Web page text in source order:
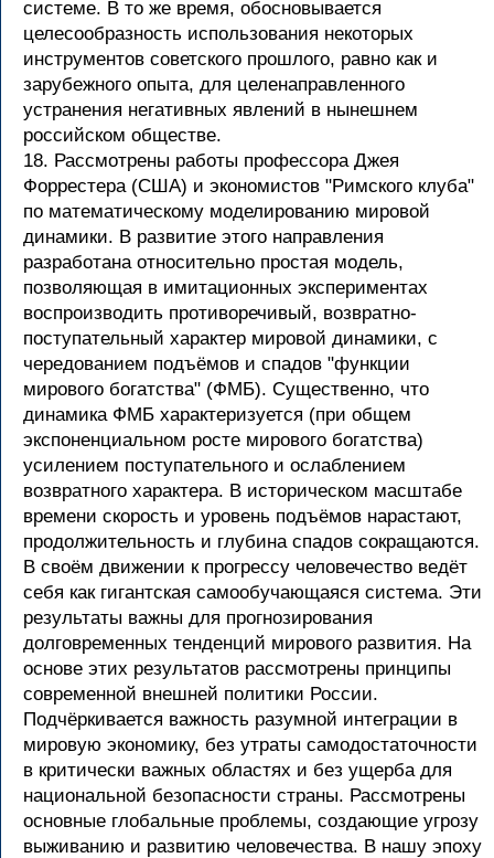
системе. В то же время, обосновывается
целесообразность использования некоторых
инструментов советского прошлого, равно как и
зарубежного опыта, для целенаправленного
устранения негативных явлений в нынешнем
российском обществе.
18. Рассмотрены работы профессора Джея
Форрестера (США) и экономистов "Римского клуба"
по математическому моделированию мировой
динамики. В развитие этого направления
разработана относительно простая модель,
позволяющая в имитационных экспериментах
воспроизводить противоречивый, возвратно-
поступательный характер мировой динамики, с
чередованием подъёмов и спадов "функции
мирового богатства" (ФМБ). Существенно, что
динамика ФМБ характеризуется (при общем
экспоненциальном росте мирового богатства)
усилением поступательного и ослаблением
возвратного характера. В историческом масштабе
времени скорость и уровень подъёмов нарастают,
продолжительность и глубина спадов сокращаются.
В своём движении к прогрессу человечество ведёт
себя как гигантская самообучающаяся система. Эти
результаты важны для прогнозирования
долговременных тенденций мирового развития. На
основе этих результатов рассмотрены принципы
современной внешней политики России.
Подчёркивается важность разумной интеграции в
мировую экономику, без утраты самодостаточности
в критически важных областях и без ущерба для
национальной безопасности страны. Рассмотрены
основные глобальные проблемы, создающие угрозу
выживанию и развитию человечества. В нашу эпоху